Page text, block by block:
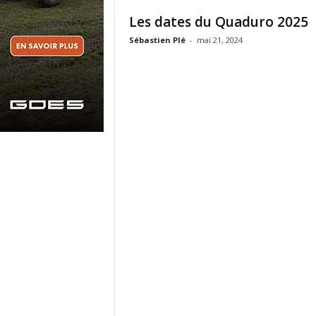
Les dates du Quaduro 2025
Sébastien Plé - mai 21, 2024